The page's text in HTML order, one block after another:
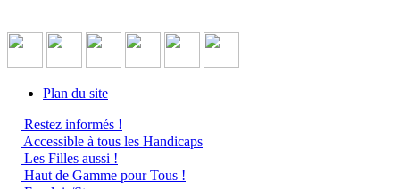
Plan du site
Restez informés !
Accessible à tous les Handicaps
Les Filles aussi !
Haut de Gamme pour Tous !